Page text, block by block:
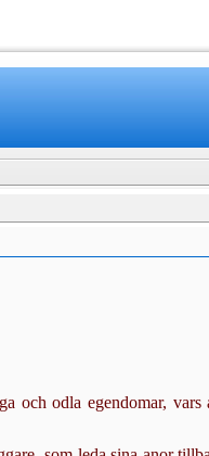
och odla egendomar,